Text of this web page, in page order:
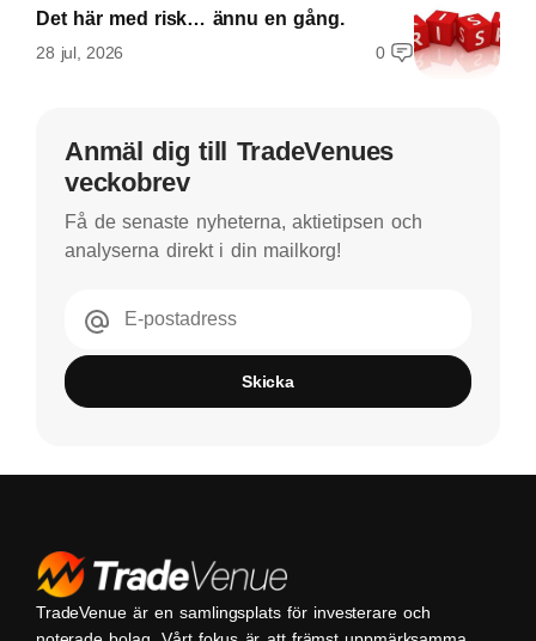
Det här med risk… ännu en gång.
28 jul, 2026 0
Anmäl dig till TradeVenues
veckobrev
Få de senaste nyheterna, aktietipsen och
analyserna direkt i din mailkorg!
E-postadress
Skicka
TradeVenue är en samlingsplats för investerare och